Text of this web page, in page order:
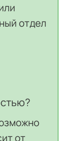
отдел
от